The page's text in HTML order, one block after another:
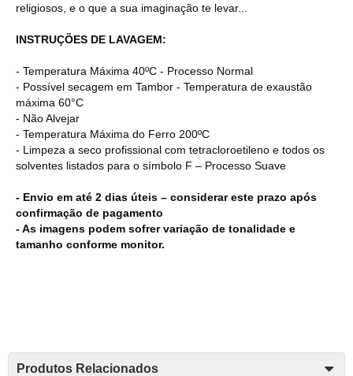
religiosos, e o que a sua imaginação te levar...
INSTRUÇÕES DE LAVAGEM:
- Temperatura Máxima 40ºC - Processo Normal
- Possível secagem em Tambor - Temperatura de exaustão
máxima 60°C
- Não Alvejar
- Temperatura Máxima do Ferro 200ºC
- Limpeza a seco profissional com tetracloroetileno e todos os
solventes listados para o símbolo F – Processo Suave
- Envio em até 2 dias úteis – considerar este prazo após
confirmação de pagamento
- As imagens podem sofrer variação de tonalidade e
tamanho conforme monitor.
Produtos Relacionados